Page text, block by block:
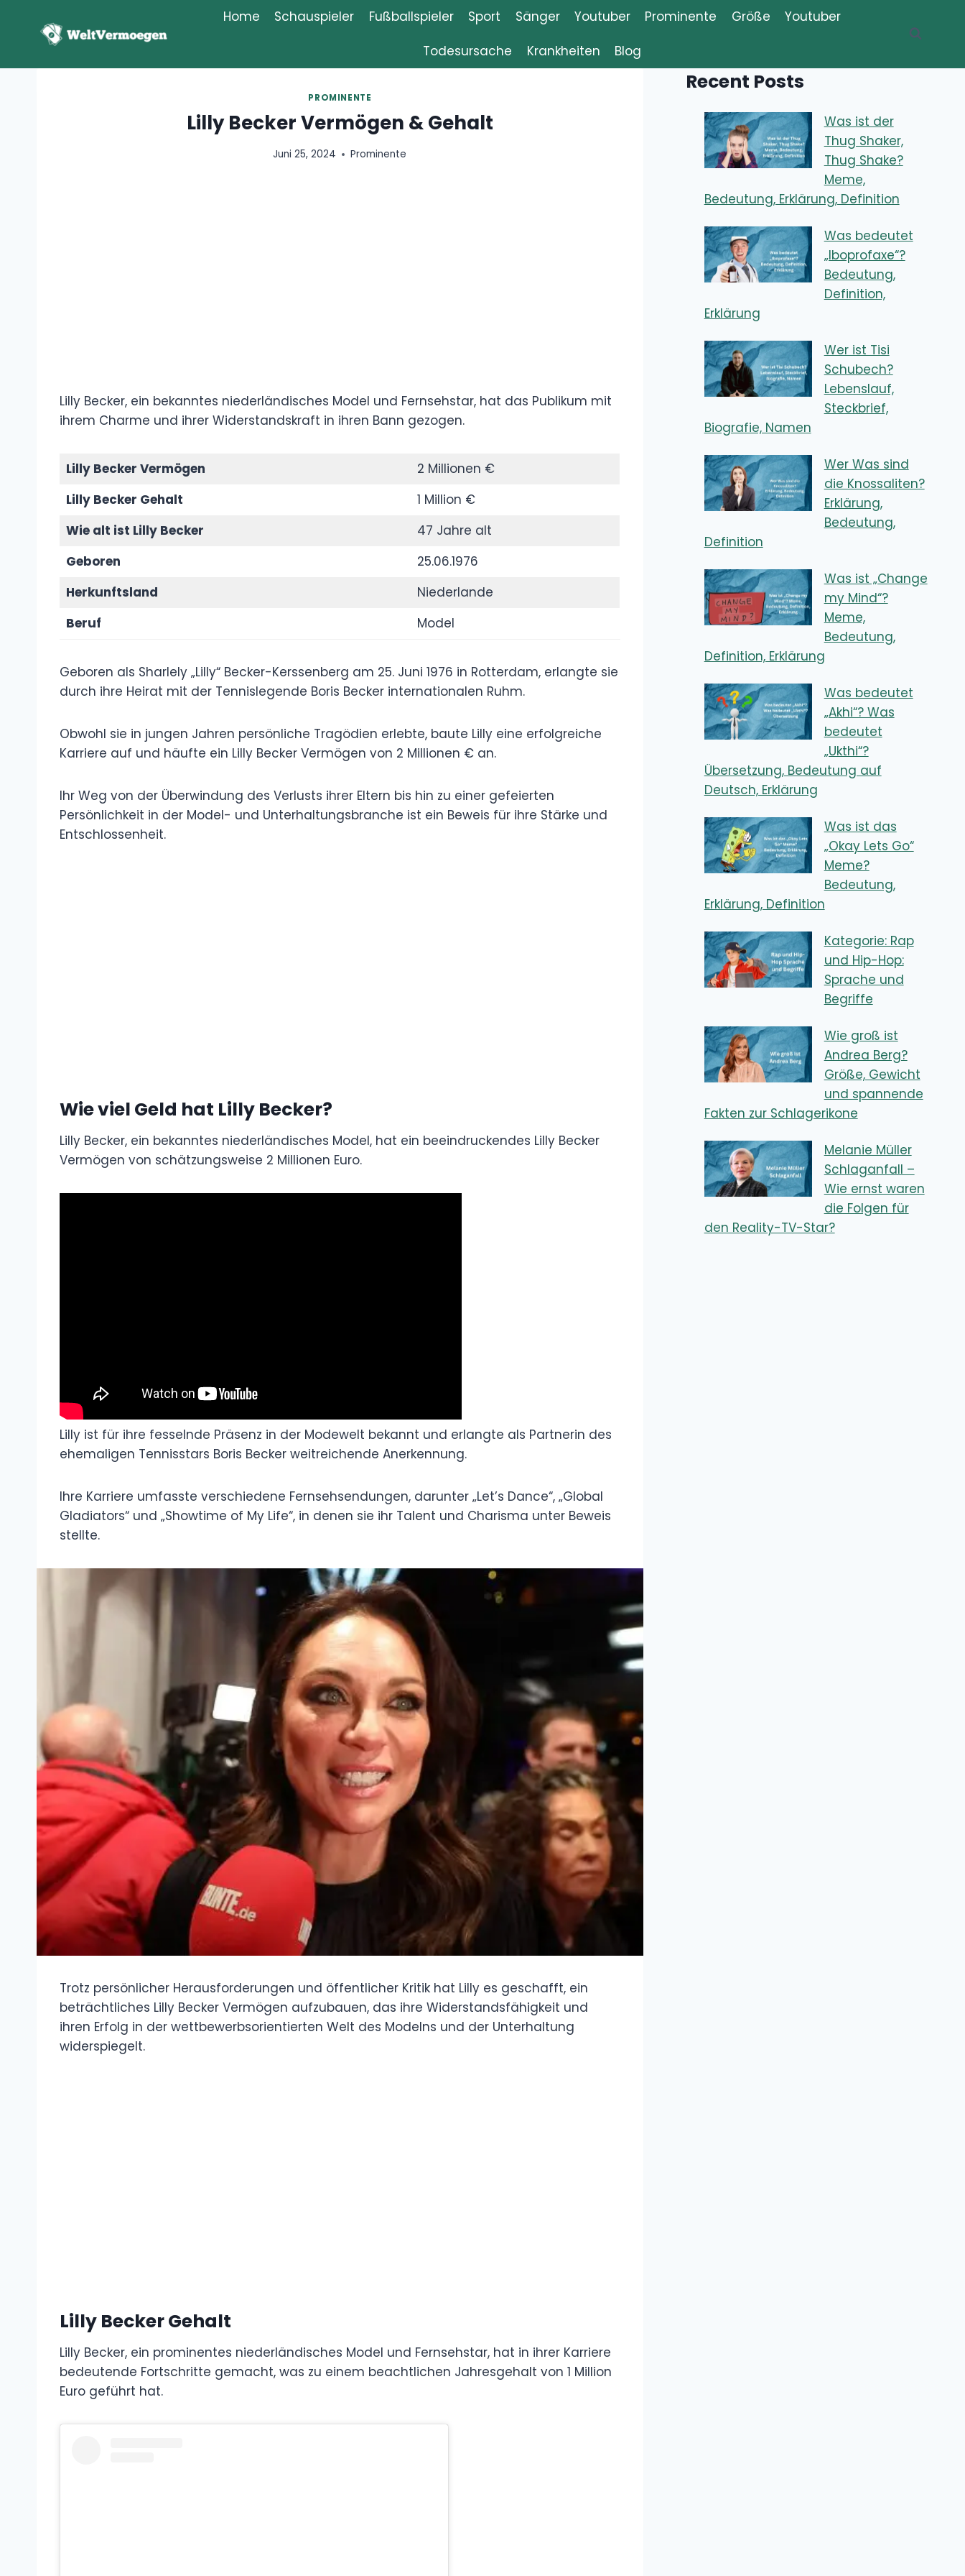
springen
Home Schauspieler Fußballspieler Sport Sänger Youtuber Prominente Größe
Youtuber
Todesursache
Krankheiten Blog
PROMINENTE
Lilly Becker Vermögen & Gehalt
Juni 25, 2024 Prominente
Lilly Becker, ein bekanntes niederländisches Model und Fernsehstar, hat das Publikum mit
ihrem Charme und ihrer Widerstandskraft in ihren Bann gezogen.
Lilly Becker Vermögen
2 Millionen €
Lilly Becker Gehalt
1 Million €
Wie alt ist Lilly Becker
47 Jahre alt
Geboren
25.06.1976
Herkunftsland
Niederlande
Beruf
Model
Geboren als Sharlely „Lilly“ Becker-Kerssenberg am 25. Juni 1976 in Rotterdam, erlangte sie
durch ihre Heirat mit der Tennislegende Boris Becker internationalen Ruhm.
Obwohl sie in jungen Jahren persönliche Tragödien erlebte, baute Lilly eine erfolgreiche
Karriere auf und häufte ein Lilly Becker Vermögen von 2 Millionen € an.
Ihr Weg von der Überwindung des Verlusts ihrer Eltern bis hin zu einer gefeierten
Persönlichkeit in der Model- und Unterhaltungsbranche ist ein Beweis für ihre Stärke und
Entschlossenheit.
Wie viel Geld hat Lilly Becker?
Lilly Becker, ein bekanntes niederländisches Model, hat ein beeindruckendes Lilly Becker
Vermögen von schätzungsweise 2 Millionen Euro.
Lilly ist für ihre fesselnde Präsenz in der Modewelt bekannt und erlangte als Partnerin des
ehemaligen Tennisstars Boris Becker weitreichende Anerkennung.
Ihre Karriere umfasste verschiedene Fernsehsendungen, darunter „Let’s Dance“, „Global
Gladiators“ und „Showtime of My Life“, in denen sie ihr Talent und Charisma unter Beweis
stellte.
Trotz persönlicher Herausforderungen und öffentlicher Kritik hat Lilly es geschafft, ein
beträchtliches Lilly Becker Vermögen aufzubauen, das ihre Widerstandsfähigkeit und
ihren Erfolg in der wettbewerbsorientierten Welt des Modelns und der Unterhaltung
widerspiegelt.
Lilly Becker Gehalt
Lilly Becker, ein prominentes niederländisches Model und Fernsehstar, hat in ihrer Karriere
bedeutende Fortschritte gemacht, was zu einem beachtlichen Jahresgehalt von 1 Million
Euro geführt hat.
Recent Posts
Was ist der
Thug Shaker,
Thug Shake?
Meme,
Bedeutung, Erklärung, Definition
Was bedeutet
„Iboprofaxe“?
Bedeutung,
Definition,
Erklärung
Wer ist Tisi
Schubech?
Lebenslauf,
Steckbrief,
Biografie, Namen
Wer Was sind
die Knossaliten?
Erklärung,
Bedeutung,
Definition
Was ist „Change
my Mind“?
Meme,
Bedeutung,
Definition, Erklärung
Was bedeutet
„Akhi“? Was
bedeutet
„Ukthi“?
Übersetzung, Bedeutung auf
Deutsch, Erklärung
Was ist das
„Okay Lets Go“
Meme?
Bedeutung,
Erklärung, Definition
Kategorie: Rap
und Hip-Hop:
Sprache und
Begriffe
Wie groß ist
Andrea Berg?
Größe, Gewicht
und spannende
Fakten zur Schlagerikone
Melanie Müller
Schlaganfall –
Wie ernst waren
die Folgen für
den Reality-TV-Star?